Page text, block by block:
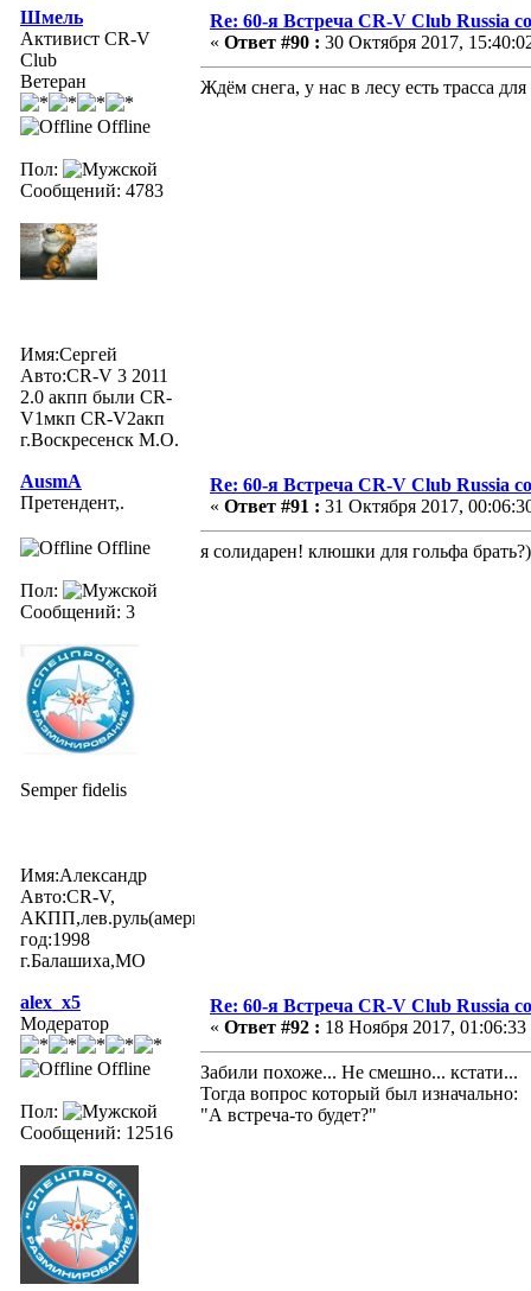
Шмель
Активист CR-V
Club
Ветеран
Offline
Пол:
Сообщений: 4783
Имя:Сергей
Авто:CR-V 3 2011
2.0 акпп были CR-
V1мкп CR-V2акп
г.Воскресенск М.О.
Re: 60-я Встреча CR-V Club Russia
« Ответ #90 : 30 Октября 2017,
Ждём снега, у нас в лесу есть трасса
AusmA
Претендент,.
Offline
Пол:
Сообщений: 3
Semper fidelis
Имя:Александр
Авто:CR-V,
АКПП,лев.руль(американка)
год:1998
г.Балашиха,МО
Re: 60-я Встреча CR-V Club Russia
« Ответ #91 : 31 Октября 2017,
я солидарен! клюшки для гольфа
alex_x5
Модератор
Offline
Пол:
Сообщений: 12516
Re: 60-я Встреча CR-V Club Russia
« Ответ #92 : 18 Ноября 2017, 01:06:33
Забили похоже... Не смешно... кстати...
Тогда вопрос который был изначально:
"А встреча-то будет?"